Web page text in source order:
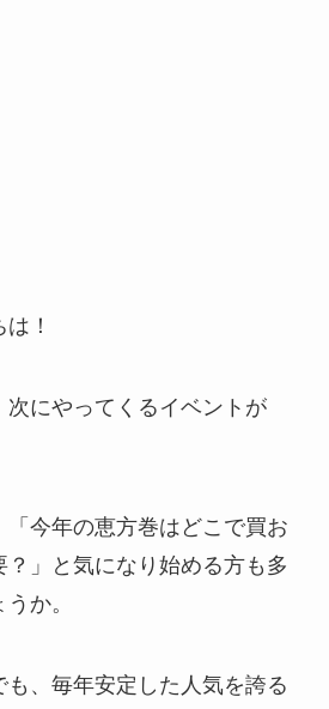
！
次にやってくるイベントが
「今年の恵方巻はどこで買お
？」と気になり始める方も多
か。
、毎年安定した人気を誇る